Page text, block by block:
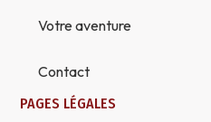
Votre aventure
Contact
PAGES LÉGALES